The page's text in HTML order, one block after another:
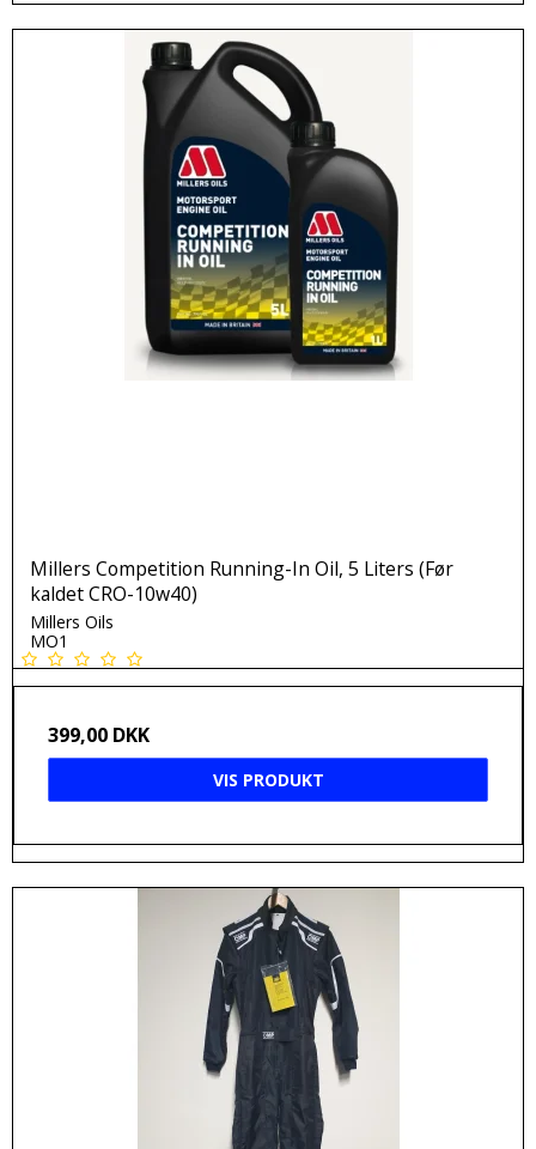
Millers Competition Running-In Oil, 5 Liters (Før
kaldet CRO-10w40)
Millers Oils
MO1
399,00 DKK
VIS PRODUKT